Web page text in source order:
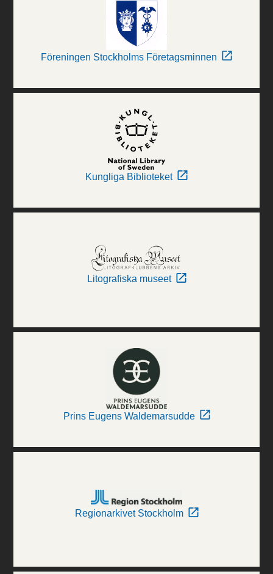
Föreningen Stockholms Företagsminnen
Kungliga Biblioteket
Litografiska museet
Prins Eugens Waldemarsudde
Regionarkivet Stockholm